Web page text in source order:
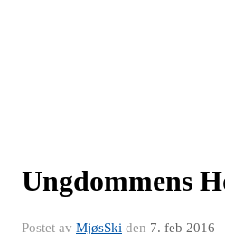
Ungdommens
Postet av MjøsSki den 7. feb 2016